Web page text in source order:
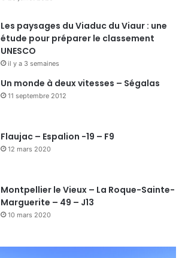
Les paysages du Viaduc du Viaur : une
étude pour préparer le classement
UNESCO
il y a 3 semaines
Un monde à deux vitesses – Ségalas
11 septembre 2012
Flaujac – Espalion -19 – F9
12 mars 2020
Montpellier le Vieux – La Roque-Sainte-
Marguerite – 49 – J13
10 mars 2020